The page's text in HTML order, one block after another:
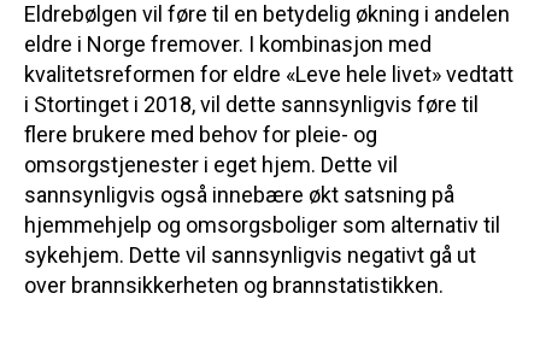
Eldrebølgen vil føre til en betydelig økning i andelen
eldre i Norge fremover. I kombinasjon med
kvalitetsreformen for eldre «Leve hele livet» vedtatt
i Stortinget i 2018, vil dette sannsynligvis føre til
flere brukere med behov for pleie- og
omsorgstjenester i eget hjem. Dette vil
sannsynligvis også innebære økt satsning på
hjemmehjelp og omsorgsboliger som alternativ til
sykehjem. Dette vil sannsynligvis negativt gå ut
over brannsikkerheten og brannstatistikken.